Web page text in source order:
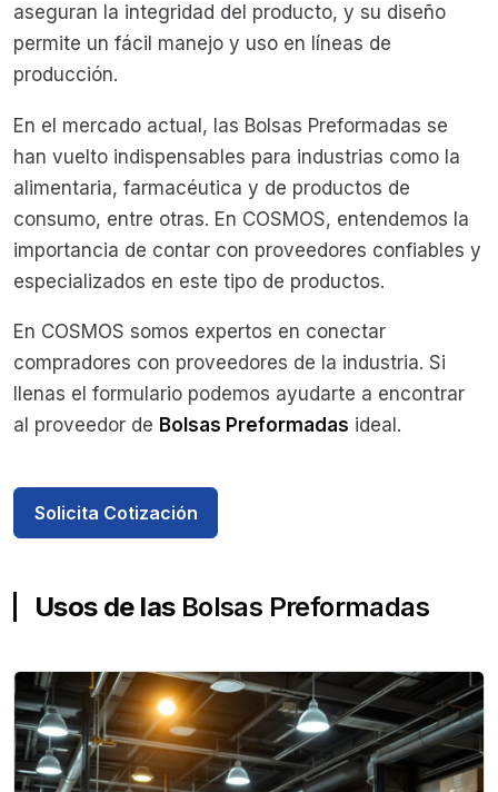
aseguran la integridad del producto, y su diseño
permite un fácil manejo y uso en líneas de
producción.
En el mercado actual, las Bolsas Preformadas se
han vuelto indispensables para industrias como la
alimentaria, farmacéutica y de productos de
consumo, entre otras. En COSMOS, entendemos la
importancia de contar con proveedores confiables y
especializados en este tipo de productos.
En COSMOS somos expertos en conectar
compradores con proveedores de la industria. Si
llenas el formulario podemos ayudarte a encontrar
al proveedor de Bolsas Preformadas ideal.
Solicita Cotización
Usos de las Bolsas Preformadas